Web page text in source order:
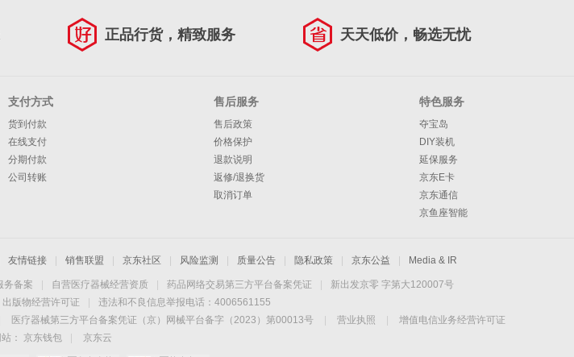
正品行货，精致服务 天天低价，畅选无忧
支付方式
货到付款
在线支付
分期付款
公司转账
售后服务
售后政策
价格保护
退款说明
返修/退换货
取消订单
特色服务
夺宝岛
DIY装机
延保服务
京东E卡
京东通信
京鱼座智能
友情链接 销售联盟 京东社区 风险监测 质量公告 隐私政策 京东公益 Media & IR
务备案 自营医疗器械经营资质 药品网络交易第三方平台备案凭证
新出发京零 字第大120007号
出版物经营许可证
违法和不良信息举报电话：4006561155
医疗器械第三方平台备案凭证（京）网械平台备字（2023）第00013号 营业执照
增值电信业务经营许可证
：
京东钱包 京东云